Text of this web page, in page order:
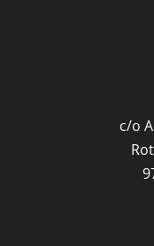
c/o